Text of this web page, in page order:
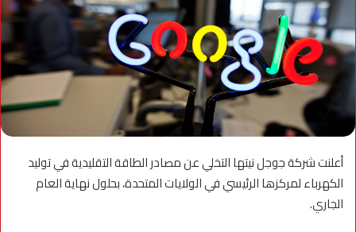
أعلنت شركة جوجل نيتها التخلي عن مصادر الطاقة التقليدية في توليد
الكهرباء لمركزها الرئيسي في الولايات المتحدة، بحلول نهاية العام
الجاري.